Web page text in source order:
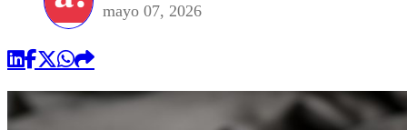
mayo 07, 2026